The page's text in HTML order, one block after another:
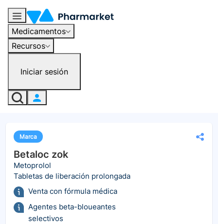
Medicamentos
Recursos
Iniciar sesión
Marca
Betaloc zok
Metoprolol
Tabletas de liberación prolongada
Venta con fórmula médica
Agentes beta-bloueantes
selectivos